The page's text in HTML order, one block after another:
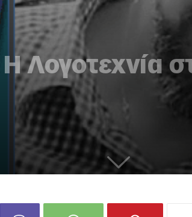
Λογοτεχνία